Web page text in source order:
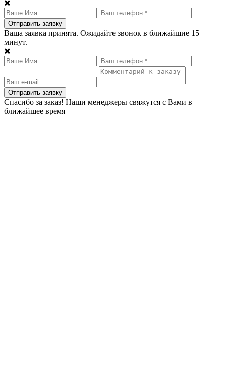
Ваша заявка принята. Ожидайте звонок в ближайшие 15
минут.
Спасибо за заказ! Наши менеджеры свяжутся с Вами в
ближайшее время